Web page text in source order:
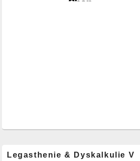
Legasthenie & Dyskalkulie V